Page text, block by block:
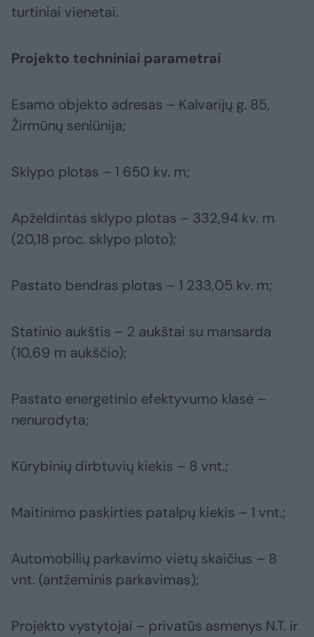
turtiniai vienetai.
Projekto techniniai parametrai
Esamo objekto adresas – Kalvarijų g. 85,
Žirmūnų seniūnija;
Sklypo plotas – 1 650 kv. m;
Apželdintas sklypo plotas – 332,94 kv. m
(20,18 proc. sklypo ploto);
Pastato bendras plotas – 1 233,05 kv. m;
Statinio aukštis – 2 aukštai su mansarda
(10,69 m aukščio);
Pastato energetinio efektyvumo klasė –
nenurodyta;
Kūrybinių dirbtuvių kiekis – 8 vnt.;
Maitinimo paskirties patalpų kiekis – 1 vnt.;
Automobilių parkavimo vietų skaičius – 8
vnt. (antžeminis parkavimas);
Projekto vystytojai – privatūs asmenys N.T. ir